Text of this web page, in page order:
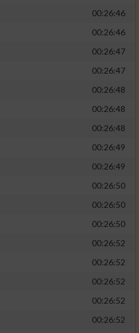
00:26:46
00:26:46
00:26:47
00:26:47
00:26:48
00:26:48
00:26:48
00:26:49
00:26:49
00:26:50
00:26:50
00:26:50
00:26:52
00:26:52
00:26:52
00:26:52
00:26:52